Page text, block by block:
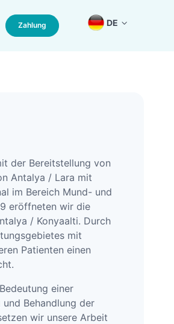
Zahlung DE
der Bereitstellung von
Antalya / Lara mit
im Bereich Mund- und
eröffneten wir die
/ Konyaalti. Durch
mit
Patienten einen
einer
Behandlung der
wir unsere Arbeit